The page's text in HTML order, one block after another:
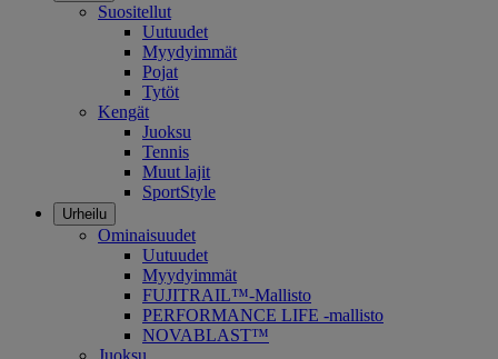
Suositellut
Uutuudet
Myydyimmät
Pojat
Tytöt
Kengät
Juoksu
Tennis
Muut lajit
SportStyle
Urheilu
Ominaisuudet
Uutuudet
Myydyimmät
FUJITRAIL™-Mallisto
PERFORMANCE LIFE -mallisto
NOVABLAST™
Juoksu